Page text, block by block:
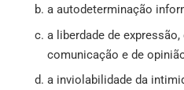
a autodeterminação
a liberdade de
comunicação e de
a inviolabilidade da